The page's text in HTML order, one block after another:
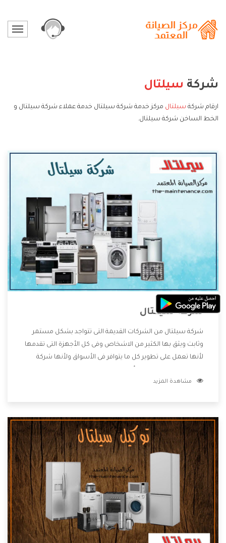
شركة سيلتال
ارقام شركة سيلتال مركز خدمة شركة سيلتال خدمة عملاء شركة سيلتال و
الخط الساخن شركة سيلتال.
شركة سيلتال
شركة سيلتال من الشركات القديمة التى تتواجد بشكل مستمر
وثابت ويثق بها الكثير من الاشخاص وفى كل الأجهزة التى تقدمها
لأنها تعمل على تطوير كل ما يتوافر فى الأسواق ولأنها شركة
وتقدم للعملاء أقوى العروض والخصومات التى تسهل على
مشاهدة المزيد